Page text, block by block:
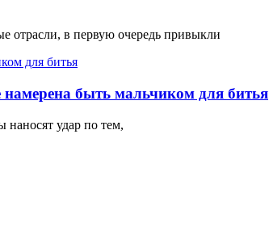
отрасли, в первую очередь привыкли
быть мальчиком для битья
удар по тем,